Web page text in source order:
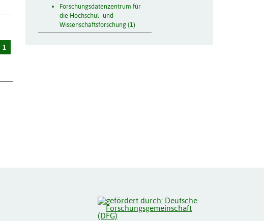
1
Forschungsdatenzentrum für
die Hochschul- und
Wissenschaftsforschung (1)